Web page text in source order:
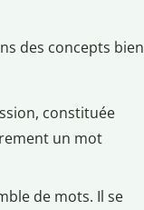
des concepts bien
constituée
un mot
de mots. Il se